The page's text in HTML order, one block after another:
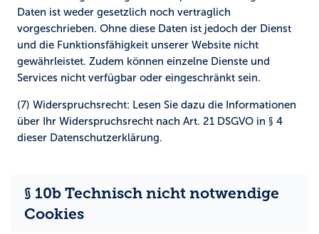
Daten ist weder gesetzlich noch vertraglich
vorgeschrieben. Ohne diese Daten ist jedoch der Dienst
und die Funktionsfähigkeit unserer Website nicht
gewährleistet. Zudem können einzelne Dienste und
Services nicht verfügbar oder eingeschränkt sein.
(7) Widerspruchsrecht: Lesen Sie dazu die Informationen
über Ihr Widerspruchsrecht nach Art. 21 DSGVO in § 4
dieser Datenschutzerklärung.
§ 10b Technisch nicht notwendige
Cookies